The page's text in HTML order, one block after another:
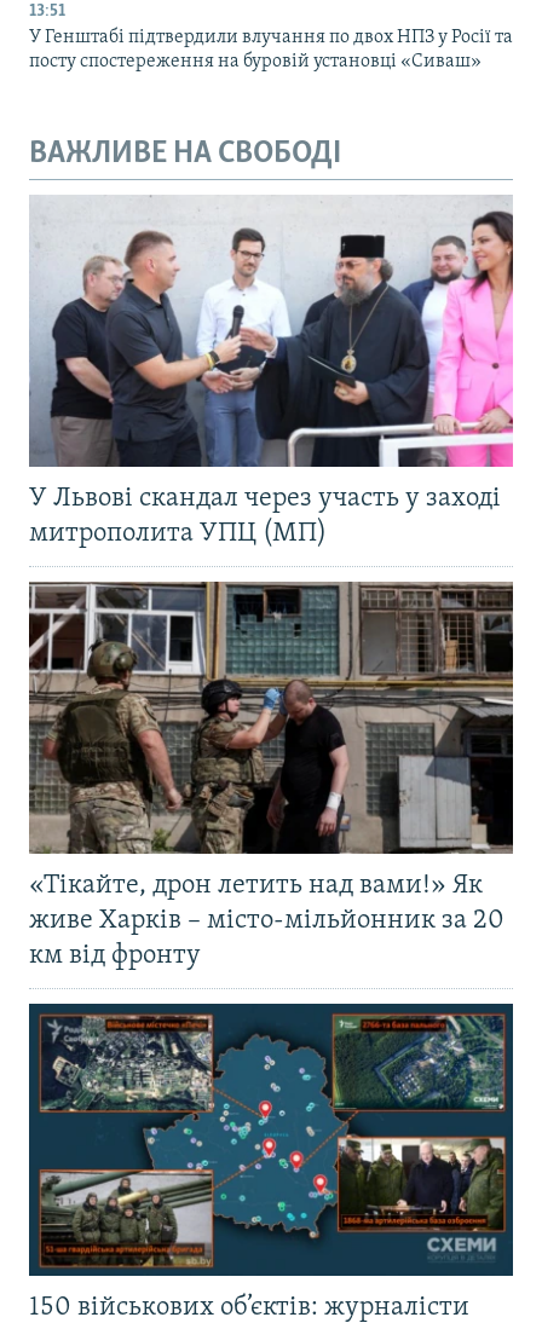
13:51
У Генштабі підтвердили влучання по двох НПЗ у Росії та
посту спостереження на буровій установці «Сиваш»
ВАЖЛИВЕ НА СВОБОДІ
У Львові скандал через участь у заході
митрополита УПЦ (МП)
«Тікайте, дрон летить над вами!» Як
живе Харків – місто-мільйонник за 20
км від фронту
150 військових об’єктів: журналісти